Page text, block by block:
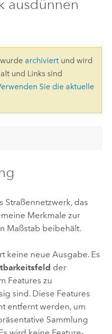
ausdünnen
archiviertund wird
und Links sind
Sie die aktuelle
Straßennetzwerk, das
Merkmale zur
Maßstab beibehält.
keine neue Ausgabe. Es
der
Features zu
sind. Diese Features
entfernt werden, um
Sammlung